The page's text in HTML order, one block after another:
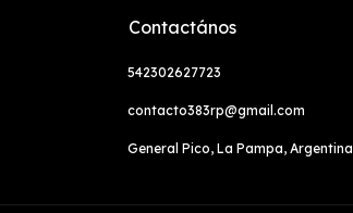
Contactános
542302627723
contacto383rp@gmail.com
General Pico, La Pampa, Argentina